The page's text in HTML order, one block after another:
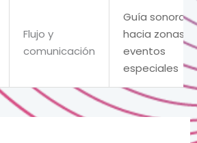
Flujo y
comunicación
Guía sonora
hacia zonas y
eventos
especiales